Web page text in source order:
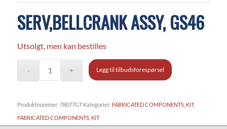
SERV,BELLCRANK ASSY, GS46
Utsolgt, men kan bestilles
Legg til tilbudsforespørsel
Produktnummer: 78077GT Kategorier: FABRICATED COMPONENTS, KIT,
FABRICATED COMPONENTS, KIT